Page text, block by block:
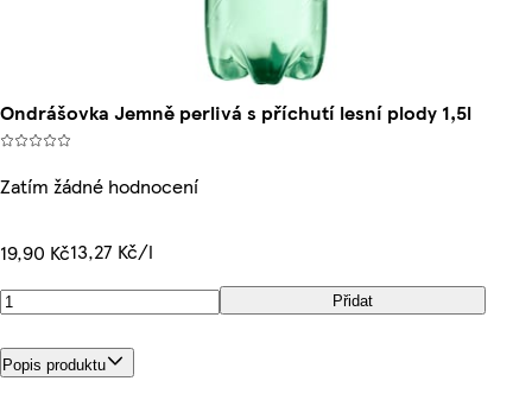
Ondrášovka Jemně perlivá s příchutí lesní plody 1,5l
Zatím žádné hodnocení
19,90 Kč13,27 Kč/l
Přidat
Popis produktu